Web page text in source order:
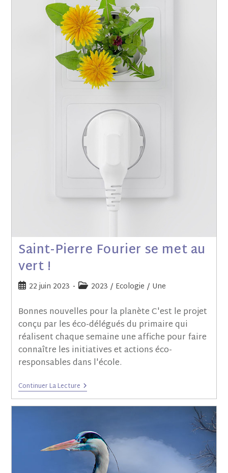
Saint-Pierre Fourier se met au
vert !
22 juin 2023 2023 / Ecologie / Une
Bonnes nouvelles pour la planète C'est le projet
conçu par les éco-délégués du primaire qui
réalisent chaque semaine une affiche pour faire
connaître les initiatives et actions éco-
responsables dans l'école.
Continuer La Lecture